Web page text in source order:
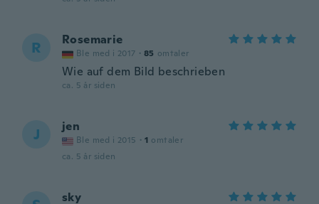
R Rosemarie
Ble med i 2017 · 85 omtaler
Wie auf dem Bild beschrieben
ca. 5 år siden
J jen
Ble med i 2015 · 1 omtaler
ca. 5 år siden
sky